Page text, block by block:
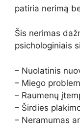
patiria nerimą
Šis nerimas
psichologiniais
– Nuolatinis
– Miego
– Raumenų
– Širdies
– Neramumas